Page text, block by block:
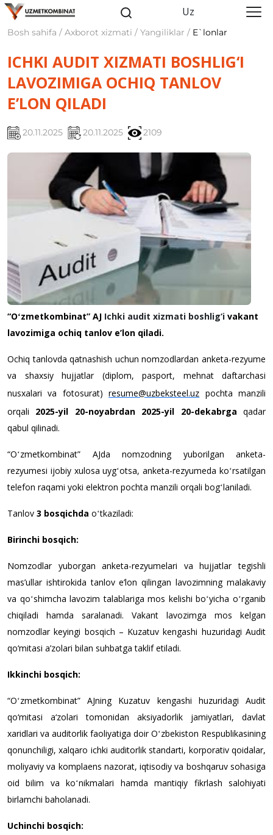
Uz
Bosh sahifa / Axborot xizmati / Yangiliklar / E`lonlar
ICHKI AUDIT XIZMATI BOSHLIG‘I
LAVOZIMIGA OCHIQ TANLOV
E’LON QILADI
20.11.2025 20.11.2025 2109
“Oʻzmetkombinat” AJ Ichki audit xizmati boshlig‘i vakant
lavozimiga ochiq tanlov e’lon qiladi.
Ochiq tanlovda qatnashish uchun nomzodlardan anketa-rezyume
va shaxsiy hujjatlar (diplom, pasport, mehnat daftarchasi
nusxalari va fotosurat)resume@uzbeksteel.uz pochta manzili
orqali 2025-yil 20-noyabrdan 2025-yil 20-dekabrga qadar
qabul qilinadi.
“Oʻzmetkombinat” AJda nomzodning yuborilgan anketa-
rezyumesi ijobiy xulosa uygʻotsa, anketa-rezyumeda koʻrsatilgan
telefon raqami yoki elektron pochta manzili orqali bogʻlaniladi.
Tanlov 3 bosqichda oʻtkaziladi:
Birinchi bosqich:
Nomzodlar yuborgan anketa-rezyumelari va hujjatlar tegishli
mas’ullar ishtirokida tanlov e’lon qilingan lavozimning malakaviy
va qoʻshimcha lavozim talablariga mos kelishi boʻyicha oʻrganib
chiqiladi hamda saralanadi. Vakant lavozimga mos kelgan
nomzodlar keyingi bosqich – Kuzatuv kengashi huzuridagi Audit
qo‘mitasi a’zolari bilan suhbatga taklif etiladi.
Ikkinchi bosqich:
“Oʻzmetkombinat” AJning Kuzatuv kengashi huzuridagi Audit
qo‘mitasi a‘zolari tomonidan aksiyadorlik jamiyatlari, davlat
xaridlari va auditorlik faoliyatiga doir Oʻzbekiston Respublikasining
qonunchiligi, xalqaro ichki auditorlik standarti, korporativ qoidalar,
moliyaviy va komplaens nazorat, iqtisodiy va boshqaruv sohasiga
oid bilim va koʻnikmalari hamda mantiqiy fikrlash salohiyati
birlamchi baholanadi.
Uchinchi bosqich: